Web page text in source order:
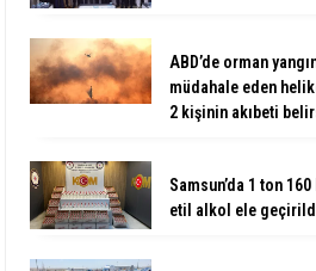
ABD’de orman
müdahale eden
2 kişinin akıbeti
Samsun’da 1 ton
etil alkol ele